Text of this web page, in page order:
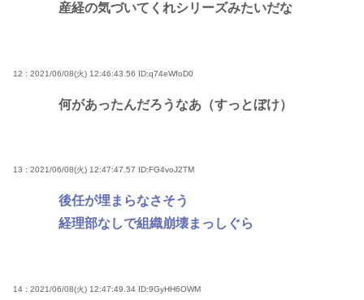
産経の気づいてくれシリーズみたいだな
12 : 2021/06/08(火) 12:46:43.56 ID:q74eWfoD0
何があったんだろうなあ（すっとぼけ）
13 : 2021/06/08(火) 12:47:47.57 ID:FG4voJ2TM
後任が埋まらなさそう
経理部なしで組織崩壊まっしぐら
14 : 2021/06/08(火) 12:47:49.34 ID:9GyHH6OWM